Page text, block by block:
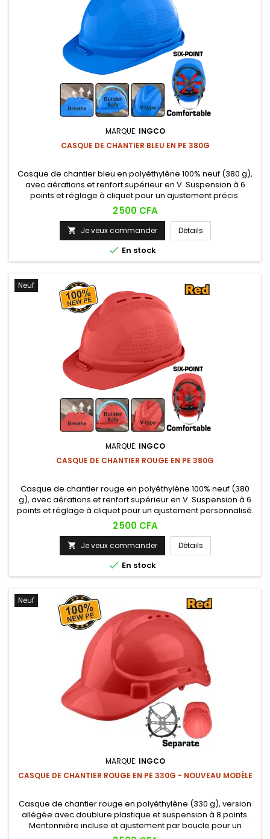
MARQUE: INGCO
CASQUE DE CHANTIER BLEU EN PE 380G
Casque de chantier bleu en polyéthylène 100% neuf (380 g),
avec aérations et renfort supérieur en V. Suspension à 6
points et réglage à cliquet pour un ajustement précis.
Prix
2 500 CFA
 Je veux commander Détails
 En stock
Neuf
MARQUE: INGCO
CASQUE DE CHANTIER ROUGE EN PE 380G
Casque de chantier rouge en polyéthylène 100% neuf (380
g), avec aérations et renfort supérieur en V. Suspension à 6
points et réglage à cliquet pour un ajustement personnalisé.
Prix
2 500 CFA
 Je veux commander Détails
 En stock
Neuf
MARQUE: INGCO
CASQUE DE CHANTIER ROUGE EN PE 330G - NOUVEAU MODÈLE
Casque de chantier rouge en polyéthylène (330 g), version
allégée avec doublure plastique et suspension à 8 points.
Mentonnière incluse et ajustement par boucle pour un
maintien fiable.